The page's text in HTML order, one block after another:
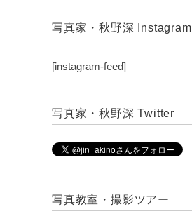
写真家・秋野深 Instagram
[instagram-feed]
写真家・秋野深 Twitter
写真教室・撮影ツアー